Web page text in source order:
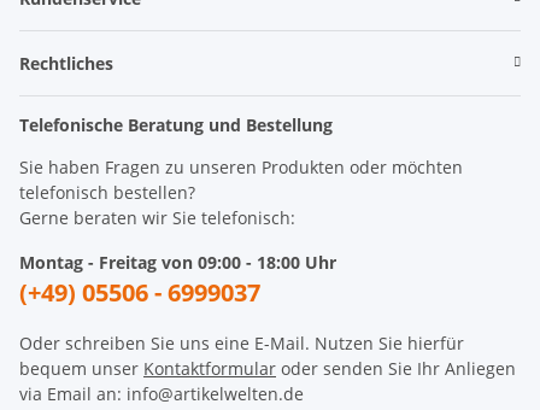
Rechtliches
Telefonische Beratung und Bestellung
Sie haben Fragen zu unseren Produkten oder möchten
telefonisch bestellen?
Gerne beraten wir Sie telefonisch:
Montag - Freitag von 09:00 - 18:00 Uhr
(+49) 05506 - 6999037
Oder schreiben Sie uns eine E-Mail. Nutzen Sie hierfür
bequem unser Kontaktformular oder senden Sie Ihr Anliegen
via Email an: info@artikelwelten.de